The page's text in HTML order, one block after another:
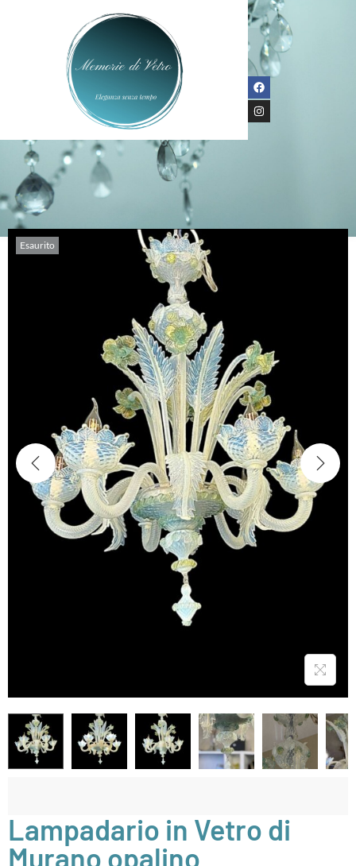
Esaurito
Lampadario in Vetro di
Murano opalino